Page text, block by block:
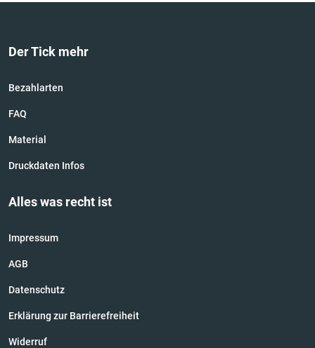
Der Tick mehr
Bezahlarten
FAQ
Material
Druckdaten Infos
Alles was recht ist
Impressum
AGB
Datenschutz
Erklärung zur Barrierefreiheit
Widerruf